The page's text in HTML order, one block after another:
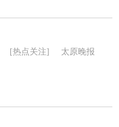
[热点关注] 太原晚报